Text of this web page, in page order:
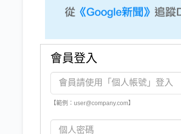
會員登入
【範例：user@company.com】